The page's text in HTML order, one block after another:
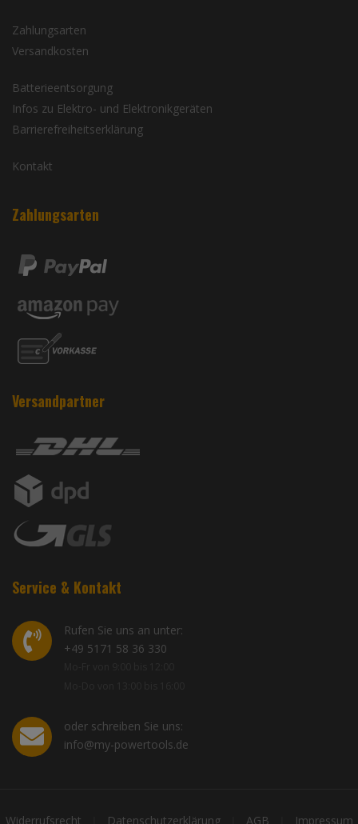
Zahlungsarten
Versandkosten
Batterieentsorgung
Infos zu Elektro- und Elektronikgeräten
Barrierefreiheitserklärung
Kontakt
Zahlungsarten
Versandpartner
Service & Kontakt
Rufen Sie uns an unter:
+49 5171 58 36 330
oder schreiben Sie uns:
info@my-powertools.de
Widerrufsrecht Datenschutzerklärung AGB Impressum